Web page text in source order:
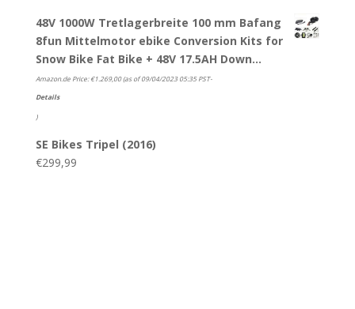
48V 1000W Tretlagerbreite 100 mm Bafang
8fun Mittelmotor ebike Conversion Kits for
Snow Bike Fat Bike + 48V 17.5AH Down…
Amazon.de Price:€1.269,00(as of 09/04/2023 05:35 PST-
Details
)
SE Bikes Tripel (2016)
€299,99